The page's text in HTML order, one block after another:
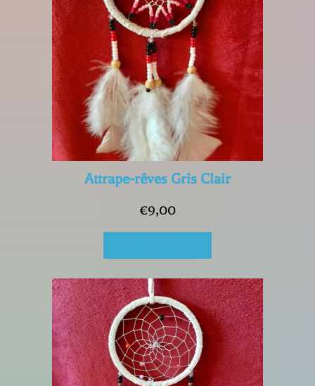
Attrape-rêves Gris Clair
€9,00